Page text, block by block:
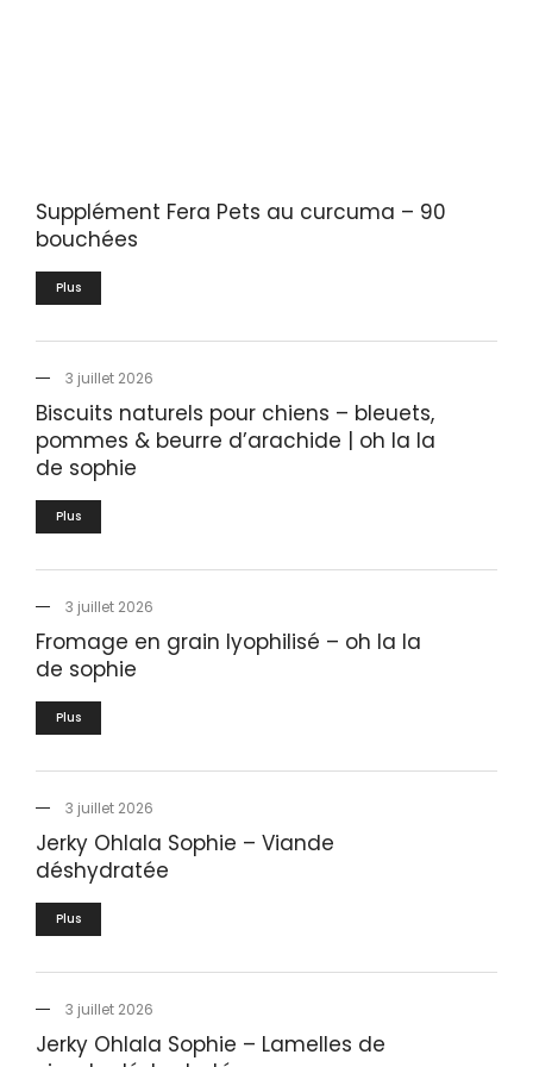
Supplément Fera Pets au curcuma – 90
bouchées
Plus
3 juillet 2026
Biscuits naturels pour chiens – bleuets,
pommes & beurre d’arachide | oh la la
de sophie
Plus
3 juillet 2026
Fromage en grain lyophilisé – oh la la
de sophie
Plus
3 juillet 2026
Jerky Ohlala Sophie – Viande
déshydratée
Plus
3 juillet 2026
Jerky Ohlala Sophie – Lamelles de